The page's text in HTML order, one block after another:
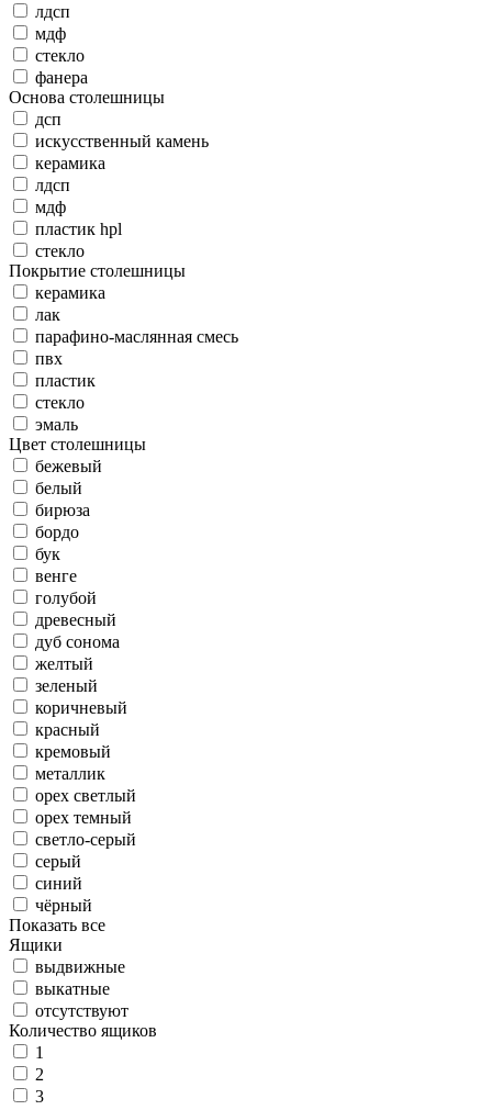
лдсп
мдф
стекло
фанера
Основа столешницы
дсп
искусственный камень
керамика
лдсп
мдф
пластик hpl
стекло
Покрытие столешницы
керамика
лак
парафино-маслянная смесь
пвх
пластик
стекло
эмаль
Цвет столешницы
бежевый
белый
бирюза
бордо
бук
венге
голубой
древесный
дуб сонома
желтый
зеленый
коричневый
красный
кремовый
металлик
орех светлый
орех темный
светло-серый
серый
синий
чёрный
Показать все
Ящики
выдвижные
выкатные
отсутствуют
Количество ящиков
1
2
3